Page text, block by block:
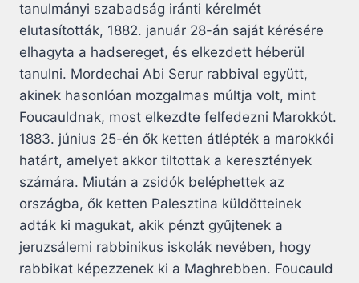
tanulmányi szabadság iránti kérelmét
elutasították, 1882. január 28-án saját kérésére
elhagyta a hadsereget, és elkezdett héberül
tanulni. Mordechai Abi Serur rabbival együtt,
akinek hasonlóan mozgalmas múltja volt, mint
Foucauldnak, most elkezdte felfedezni Marokkót.
1883. június 25-én ők ketten átlépték a marokkói
határt, amelyet akkor tiltottak a keresztények
számára. Miután a zsidók beléphettek az
országba, ők ketten Palesztina küldötteinek
adták ki magukat, akik pénzt gyűjtenek a
jeruzsálemi rabbinikus iskolák nevében, hogy
rabbikat képezzenek ki a Maghrebben. Foucauld